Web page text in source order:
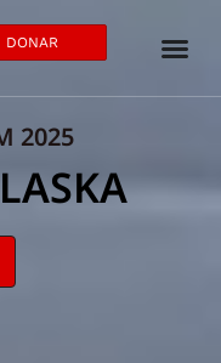
DONAR
2025